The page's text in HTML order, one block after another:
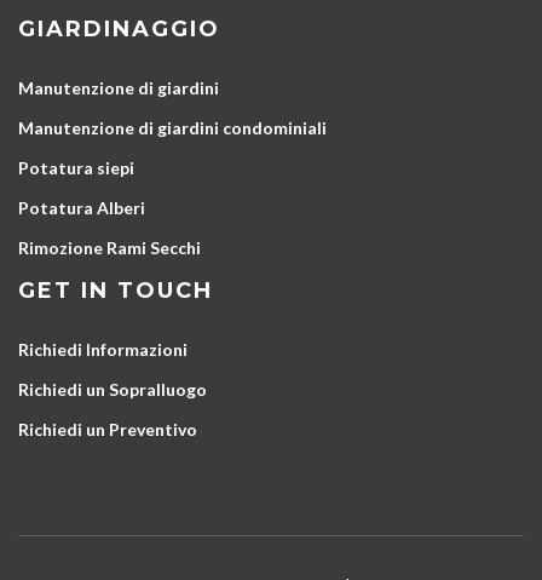
GIARDINAGGIO
Manutenzione di giardini
Manutenzione di giardini condominiali
Potatura siepi
Potatura Alberi
Rimozione Rami Secchi
GET IN TOUCH
Richiedi Informazioni
Richiedi un Sopralluogo
Richiedi un Preventivo